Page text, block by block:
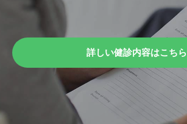
詳しい健診内容はこちら